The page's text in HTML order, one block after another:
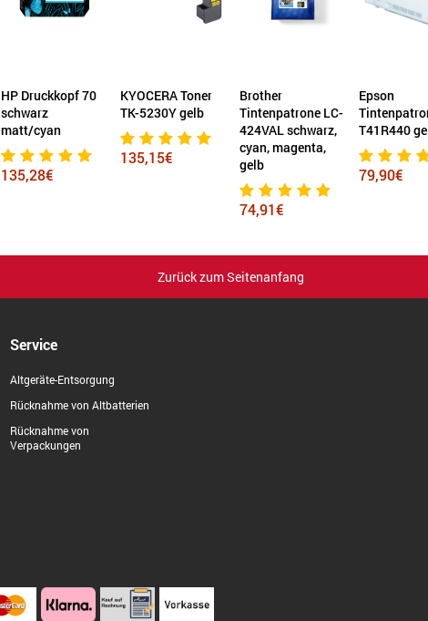
HP Druckkopf 70
schwarz
matt/cyan
135,28€
KYOCERA Toner
TK-5230Y gelb
135,15€
Brother
Tintenpatrone LC-
424VAL schwarz,
cyan, magenta,
gelb
74,91€
Epson
T41R440
79,90€
Zurück zum Seitenanfang
Service
Altgeräte-Entsorgung
Rücknahme von Altbatterien
Rücknahme von
Verpackungen